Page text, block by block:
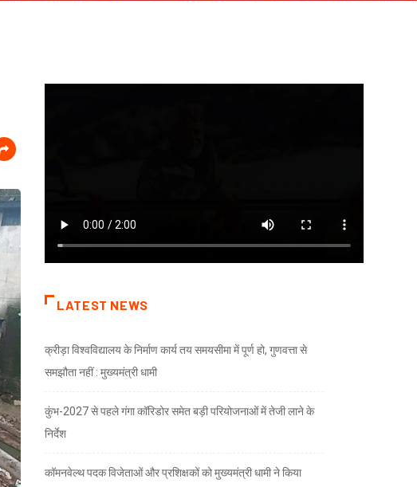
LATEST NEWS
क्रीड़ा विश्वविद्यालय के निर्माण कार्य तय समयसीमा में पूर्ण हो, गुणवत्ता से
समझौता नहीं : मुख्यमंत्री धामी
कुंभ-2027 से पहले गंगा कॉरिडोर समेत बड़ी परियोजनाओं में तेजी लाने के
निर्देश
कॉमनवेल्थ पदक विजेताओं और प्रशिक्षकों को मुख्यमंत्री धामी ने किया